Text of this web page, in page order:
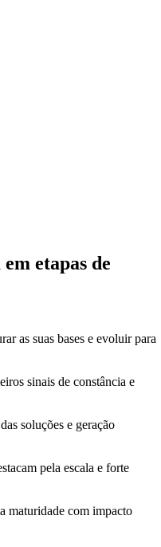
etapas de
as suas bases e evoluir para
sinais de constância e
soluções e geração
pela escala e forte
maturidade com impacto